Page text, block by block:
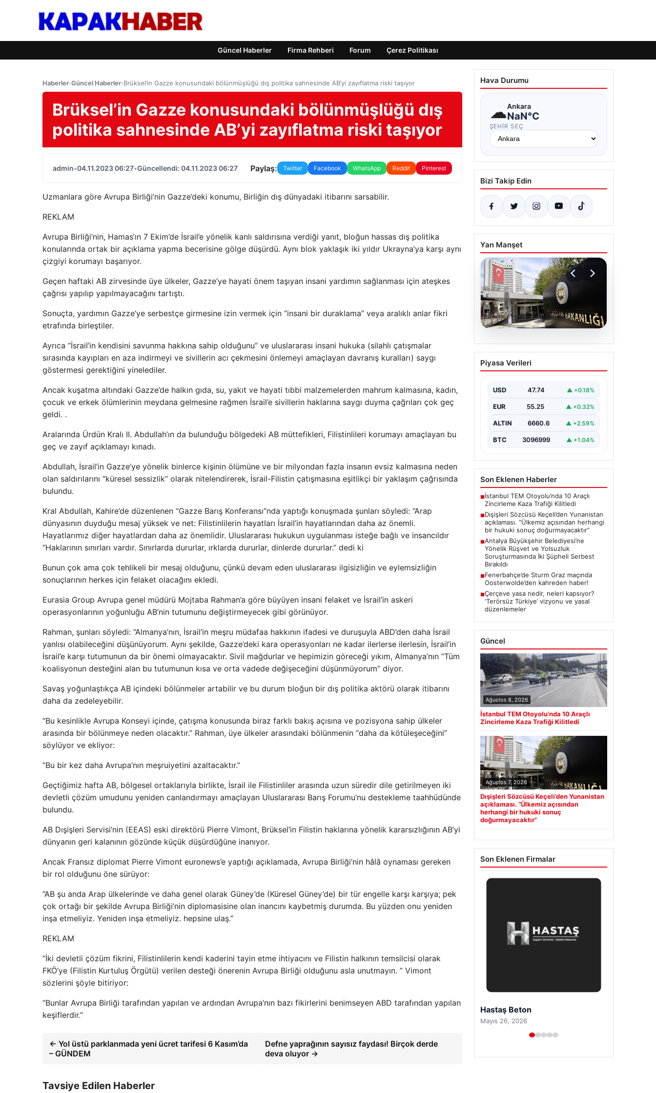
Güncel Haberler Firma Rehberi Forum Çerez Politikası
Haberler›Güncel Haberler›Brüksel’in Gazze konusundaki bölünmüşlüğü dış politika sahnesinde AB’yi zayıflatma riski taşıyor
Brüksel’in Gazze konusundaki bölünmüşlüğü dış
politika sahnesinde AB’yi zayıflatma riski taşıyor
admin•04.11.2023 06:27•Güncellendi: 04.11.2023 06:27 Paylaş: Twitter Facebook WhatsApp Reddit Pinterest
Uzmanlara göre Avrupa Birliği’nin Gazze’deki konumu, Birliğin dış dünyadaki itibarını sarsabilir.
REKLAM
Avrupa Birliği’nin, Hamas’ın 7 Ekim’de İsrail’e yönelik kanlı saldırısına verdiği yanıt, bloğun hassas dış politika
konularında ortak bir açıklama yapma becerisine gölge düşürdü. Aynı blok yaklaşık iki yıldır Ukrayna’ya karşı aynı
çizgiyi korumayı başarıyor.
Geçen haftaki AB zirvesinde üye ülkeler, Gazze’ye hayati önem taşıyan insani yardımın sağlanması için ateşkes
çağrısı yapılıp yapılmayacağını tartıştı.
Sonuçta, yardımın Gazze’ye serbestçe girmesine izin vermek için “insani bir duraklama” veya aralıklı anlar fikri
etrafında birleştiler.
Ayrıca “İsrail’in kendisini savunma hakkına sahip olduğunu” ve uluslararası insani hukuka (silahlı çatışmalar
sırasında kayıpları en aza indirmeyi ve sivillerin acı çekmesini önlemeyi amaçlayan davranış kuralları) saygı
göstermesi gerektiğini yinelediler.
Ancak kuşatma altındaki Gazze’de halkın gıda, su, yakıt ve hayati tıbbi malzemelerden mahrum kalmasına, kadın,
çocuk ve erkek ölümlerinin meydana gelmesine rağmen İsrail’e sivillerin haklarına saygı duyma çağrıları çok geç
geldi. .
Aralarında Ürdün Kralı II. Abdullah’ın da bulunduğu bölgedeki AB müttefikleri, Filistinlileri korumayı amaçlayan bu
geç ve zayıf açıklamayı kınadı.
Abdullah, İsrail’in Gazze’ye yönelik binlerce kişinin ölümüne ve bir milyondan fazla insanın evsiz kalmasına neden
olan saldırılarını “küresel sessizlik” olarak nitelendirerek, İsrail-Filistin çatışmasına eşitlikçi bir yaklaşım çağrısında
bulundu.
Kral Abdullah, Kahire’de düzenlenen “Gazze Barış Konferansı”nda yaptığı konuşmada şunları söyledi: “Arap
dünyasının duyduğu mesaj yüksek ve net: Filistinlilerin hayatları İsrail’in hayatlarından daha az önemli.
Hayatlarımız diğer hayatlardan daha az önemlidir. Uluslararası hukukun uygulanması isteğe bağlı ve insancıldır
“Haklarının sınırları vardır. Sınırlarda dururlar, ırklarda dururlar, dinlerde dururlar.” dedi ki
Bunun çok ama çok tehlikeli bir mesaj olduğunu, çünkü devam eden uluslararası ilgisizliğin ve eylemsizliğin
sonuçlarının herkes için felaket olacağını ekledi.
Eurasia Group Avrupa genel müdürü Mojtaba Rahman’a göre büyüyen insani felaket ve İsrail’in askeri
operasyonlarının yoğunluğu AB’nin tutumunu değiştirmeyecek gibi görünüyor.
Rahman, şunları söyledi: “Almanya’nın, İsrail’in meşru müdafaa hakkının ifadesi ve duruşuyla ABD’den daha İsrail
yanlısı olabileceğini düşünüyorum. Aynı şekilde, Gazze’deki kara operasyonları ne kadar ilerlerse ilerlesin, İsrail’in
İsrail’e karşı tutumunun da bir önemi olmayacaktır. Sivil mağdurlar ve hepimizin göreceği yıkım, Almanya’nın “Tüm
koalisyonun desteğini alan bu tutumunun kısa ve orta vadede değişeceğini düşünmüyorum” diyor.
Savaş yoğunlaştıkça AB içindeki bölünmeler artabilir ve bu durum bloğun bir dış politika aktörü olarak itibarını
daha da zedeleyebilir.
“Bu kesinlikle Avrupa Konseyi içinde, çatışma konusunda biraz farklı bakış açısına ve pozisyona sahip ülkeler
arasında bir bölünmeye neden olacaktır.” Rahman, üye ülkeler arasındaki bölünmenin “daha da kötüleşeceğini”
söylüyor ve ekliyor:
“Bu bir kez daha Avrupa’nın meşruiyetini azaltacaktır.”
Geçtiğimiz hafta AB, bölgesel ortaklarıyla birlikte, İsrail ile Filistinliler arasında uzun süredir dile getirilmeyen iki
devletli çözüm umudunu yeniden canlandırmayı amaçlayan Uluslararası Barış Forumu’nu destekleme taahhüdünde
bulundu.
AB Dışişleri Servisi’nin (EEAS) eski direktörü Pierre Vimont, Brüksel’in Filistin haklarına yönelik kararsızlığının AB’yi
dünyanın geri kalanının gözünde küçük düşürdüğüne inanıyor.
Ancak Fransız diplomat Pierre Vimont euronews’e yaptığı açıklamada, Avrupa Birliği’nin hâlâ oynaması gereken
bir rol olduğunu öne sürüyor:
“AB şu anda Arap ülkelerinde ve daha genel olarak Güney’de (Küresel Güney’de) bir tür engelle karşı karşıya; pek
çok ortağı bir şekilde Avrupa Birliği’nin diplomasisine olan inancını kaybetmiş durumda. Bu yüzden onu yeniden
inşa etmeliyiz. Yeniden inşa etmeliyiz. hepsine ulaş.”
REKLAM
“İki devletli çözüm fikrini, Filistinlilerin kendi kaderini tayin etme ihtiyacını ve Filistin halkının temsilcisi olarak
FKÖ’ye (Filistin Kurtuluş Örgütü) verilen desteği önerenin Avrupa Birliği olduğunu asla unutmayın. ” Vimont
sözlerini şöyle bitiriyor:
“Bunlar Avrupa Birliği tarafından yapılan ve ardından Avrupa’nın bazı fikirlerini benimseyen ABD tarafından yapılan
keşiflerdir.”
← Yol üstü parklanmada yeni ücret tarifesi 6 Kasım’da
– GÜNDEM
Defne yaprağının sayısız faydası! Birçok derde
deva oluyor →
Tavsiye Edilen Haberler
Hava Durumu
☁Ankara
NaN°C
ŞEHIR SEÇ
Bizi Takip Edin
Yan Manşet
07.08.2026
Dışişleri Sözcüsü
Keçeli’den Yunanistan
açısından herhangi bir
hukuki sonuç
Piyasa Verileri
USD 47.74 ▲ +0.18%
EUR 55.25 ▲ +0.32%
ALTIN 6660.6 ▲ +2.59%
BTC 3096999 ▲ +1.04%
Son Eklenen Haberler
■İstanbul TEM Otoyolu’nda 10 Araçlı
Zincirleme Kaza Trafiği Kilitledi
■Dışişleri Sözcüsü Keçeli’den Yunanistan
açıklaması. “Ülkemiz açısından herhangi
bir hukuki sonuç doğurmayacaktır”
■Antalya Büyükşehir Belediyesi’ne
Yönelik Rüşvet ve Yolsuzluk
Soruşturmasında İki Şüpheli Serbest
Bırakıldı
■Fenerbahçe’de Sturm Graz maçında
Oosterwolde’den kahreden haber!
■Çerçeve yasa nedir, neleri kapsıyor?
‘Terörsüz Türkiye’ vizyonu ve yasal
düzenlemeler
Güncel
Ağustos 8, 2026
İstanbul TEM Otoyolu’nda 10 Araçlı
Zincirleme Kaza Trafiği Kilitledi
Ağustos 7, 2026
Dışişleri Sözcüsü Keçeli’den Yunanistan
açıklaması. “Ülkemiz açısından
herhangi bir hukuki sonuç
doğurmayacaktır”
Son Eklenen Firmalar
Prenses Night Club
Nisan 29, 2026